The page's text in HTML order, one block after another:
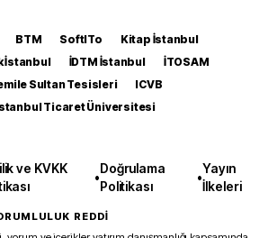
BTM SoftITo
Kitap İstanbul
İstanbul
İDTM İstanbul
İTOSAM
Sultan Tesisleri
ICVB
Ticaret Üniversitesi
ve KVKK
•
Doğrulama
Politikası
•
Yayın
İlkeleri
REDDİ